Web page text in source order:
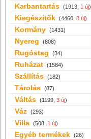
Karbantartás (1913, 1 új)
Kiegészítők (4460, 8 új)
Kormány (1431)
Nyereg (808)
Rugóstag (34)
Ruházat (1584)
Szállítás (182)
Tárolás (87)
Váltás (1199, 3 új)
Váz (293)
Villa (508, 1 új)
Egyéb termékek (26)